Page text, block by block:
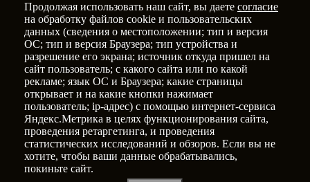
Услуги
Портфолио
Статьи
Контакты
Политика конфиденциальности
© 2025Новый Сад
Продолжая использовать наш сайт, вы даете согласие
на обработку файлов cookie и пользовательских
данных (сведения о местоположении; тип и версия
ОС; тип и версия Браузера; тип устройства и
разрешение его экрана; источник откуда пришел на
сайт пользователь; с какого сайта или по какой
рекламе; язык ОС и Браузера; какие страницы
открывает и на какие кнопки нажимает
пользователь; ip-адрес) с помощью интернет-сервиса
Яндекс.Метрика в целях функционирования сайта,
проведения ретаргетинга, и проведения
статистических исследований и обзоров. Если вы не
хотите, чтобы ваши данные обрабатывались,
покиньте сайт.